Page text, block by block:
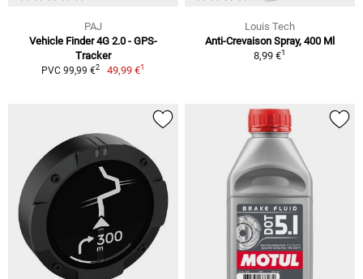
PAJ
Vehicle Finder 4G 2.0 - GPS-
Tracker
PVC 99,99 €2 49,99 €1
Louis Tech
Anti-Crevaison Spray, 400 Ml
8,99 €1